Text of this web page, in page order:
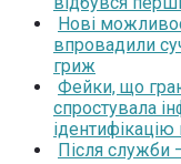
Нові
впровадили
гриж
Фейки, що
спростувала
ідентифікацію
Після служби